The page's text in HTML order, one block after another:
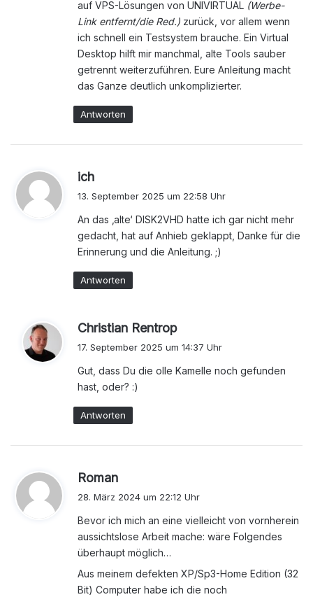
auf VPS-Lösungen von UNIVIRTUAL (Werbe-
Link entfernt/die Red.) zurück, vor allem wenn
ich schnell ein Testsystem brauche. Ein Virtual
Desktop hilft mir manchmal, alte Tools sauber
getrennt weiterzuführen. Eure Anleitung macht
das Ganze deutlich unkomplizierter.
Antworten
ich
t
:
13. September 2025 um 22:58 Uhr
An das ‚alte‘ DISK2VHD hatte ich gar nicht mehr
gedacht, hat auf Anhieb geklappt, Danke für die
Erinnerung und die Anleitung. ;)
Antworten
Christian Rentrop
t
17. September 2025 um 14:37 Uhr
Gut, dass Du die olle Kamelle noch gefunden
hast, oder? :)
Antworten
Roman
t
:
28. März 2024 um 22:12 Uhr
Bevor ich mich an eine vielleicht von vornherein
aussichtslose Arbeit mache: wäre Folgendes
überhaupt möglich…
Aus meinem defekten XP/Sp3-Home Edition (32
Bit) Computer habe ich die noch